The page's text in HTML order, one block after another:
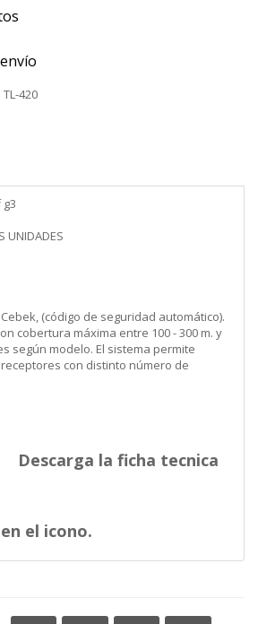
TL-420
UNIDADES
(código de seguridad automático).
cobertura máxima entre 100 - 300 m. y
según modelo. El sistema permite
con distinto número de
Descarga la ficha tecnica
el icono.